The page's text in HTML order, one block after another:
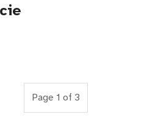
Page 1 of 3